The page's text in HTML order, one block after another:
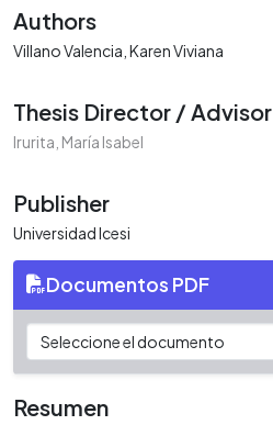
Authors
Villano Valencia, Karen Viviana
Thesis Director / Advisor
Irurita, María Isabel
Publisher
Universidad Icesi
Documentos PDF
Resumen